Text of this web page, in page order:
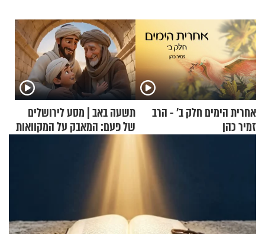
אחרית הימים חלק ב’ - הרב
זמיר כהן
תשעה באב | מסע לירושלים
של פעם: המאבק על המקוואות